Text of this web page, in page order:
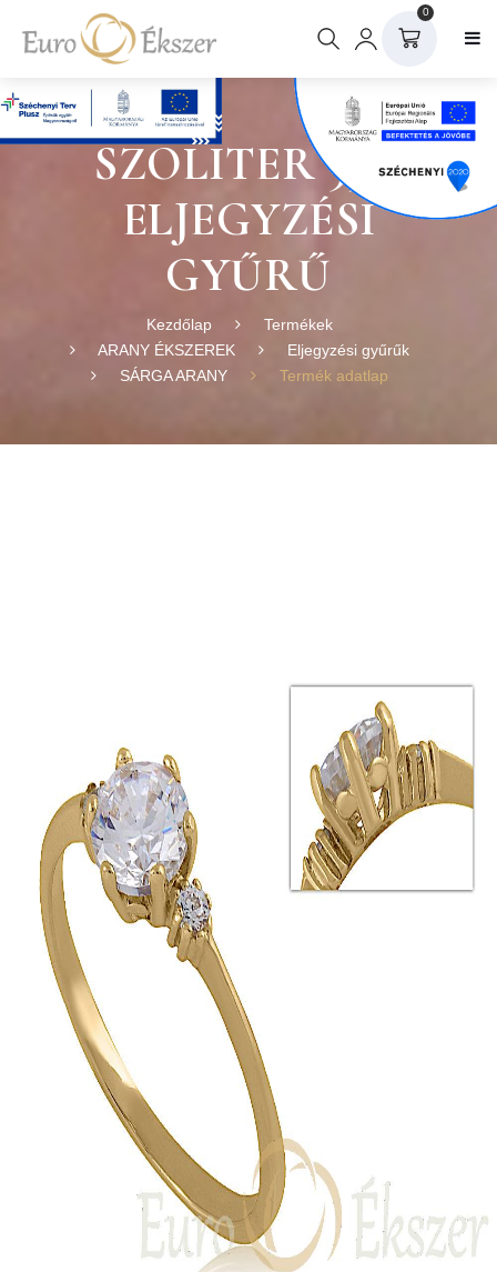
0
SZOLITER 35 S
ELJEGYZÉSI
GYŰRŰ
Kezdőlap
Termékek
ARANY ÉKSZEREK
Eljegyzési gyűrűk
SÁRGA ARANY
Termék adatlap